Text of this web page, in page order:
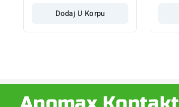
Dodaj U Korpu